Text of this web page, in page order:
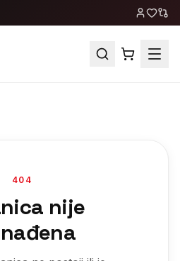
404
nije